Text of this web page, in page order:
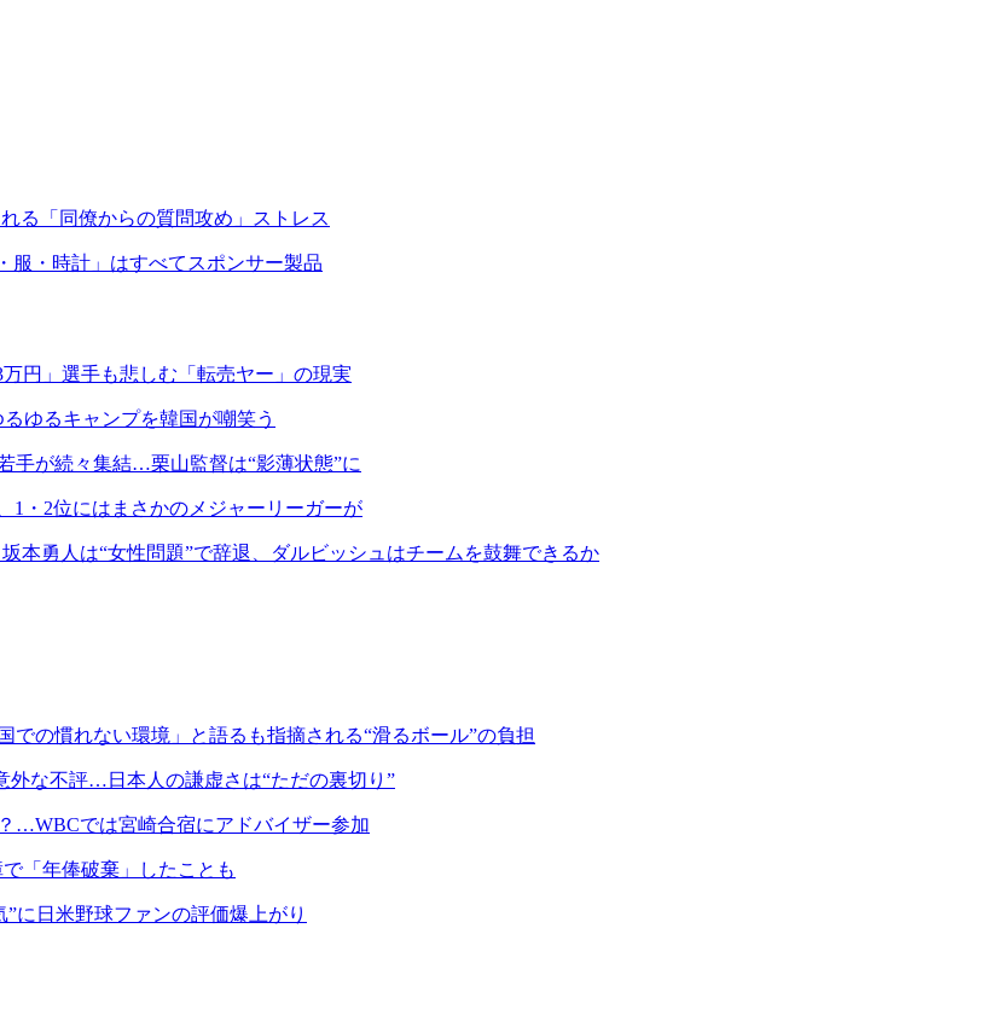
る「同僚からの質問攻め」ストレス
服・時計」はすべてスポンサー製品
円」選手も悲しむ「転売ヤー」の現実
ゆるキャンプを韓国が嘲笑う
手が続々集結…栗山監督は“影薄状態”に
1・2位にはまさかのメジャーリーガーが
本勇人は“女性問題”で辞退、ダルビッシュはチームを鼓舞できるか
の慣れない環境」と語るも指摘される“滑るボール”の負担
外な不評…日本人の謙虚さは“ただの裏切り”
…WBCでは宮崎合宿にアドバイザー参加
「年俸破棄」したことも
に日米野球ファンの評価爆上がり